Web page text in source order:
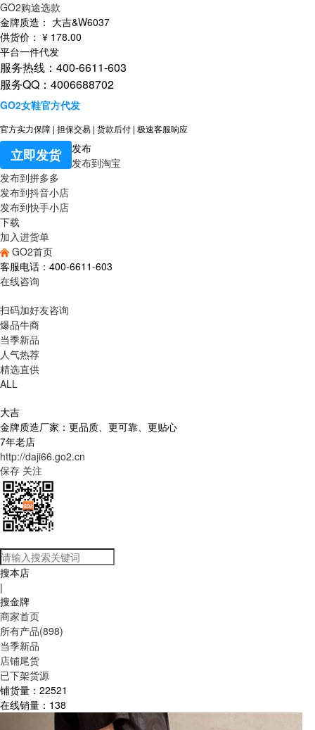
GO2购途选款
金牌质造： 大吉&W6037
供货价： ¥ 178.00
平台一件代发
服务热线：400-6611-603
服务QQ：4006688702
GO2女鞋官方代发
官方实力保障 | 担保交易 | 货款后付 | 极速客服响应
立即发货
发布
发布到淘宝
发布到拼多多
发布到抖音小店
发布到快手小店
下载
加入进货单
GO2首页
客服电话：400-6611-603
在线咨询
扫码加好友咨询
爆品牛商
当季新品
人气热荐
精选直供
ALL
大吉
金牌质造厂家：更品质、更可靠、更贴心
7年老店
http://daji66.go2.cn
保存 关注
搜本店
|
搜金牌
商家首页
所有产品(898)
当季新品
店铺尾货
已下架货源
铺货量： 22521
在线销量： 138